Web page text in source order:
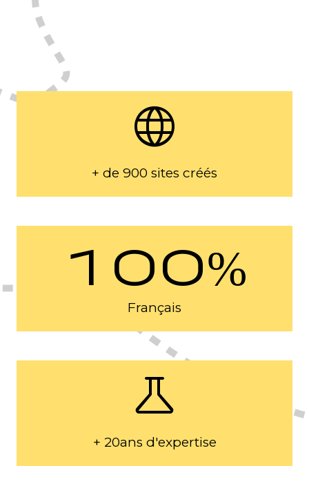
language
+ de 900 sites créés
100%
Français
science
+ 20ans d'expertise